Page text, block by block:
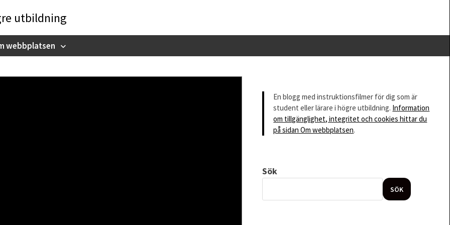
utbildning
webbplatsen
En blogg med instruktionsfilmer för dig som är
student eller lärare i högre utbildning. Information
om tillgänglighet, integritet och cookies hittar du
på sidan Om webbplatsen.
Sök
SÖK